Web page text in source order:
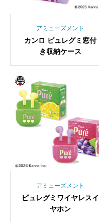
アミューズメント
カンロ ピュレグミ窓付
き収納ケース
アミューズメント
ピュレグミワイヤレスイ
ヤホン